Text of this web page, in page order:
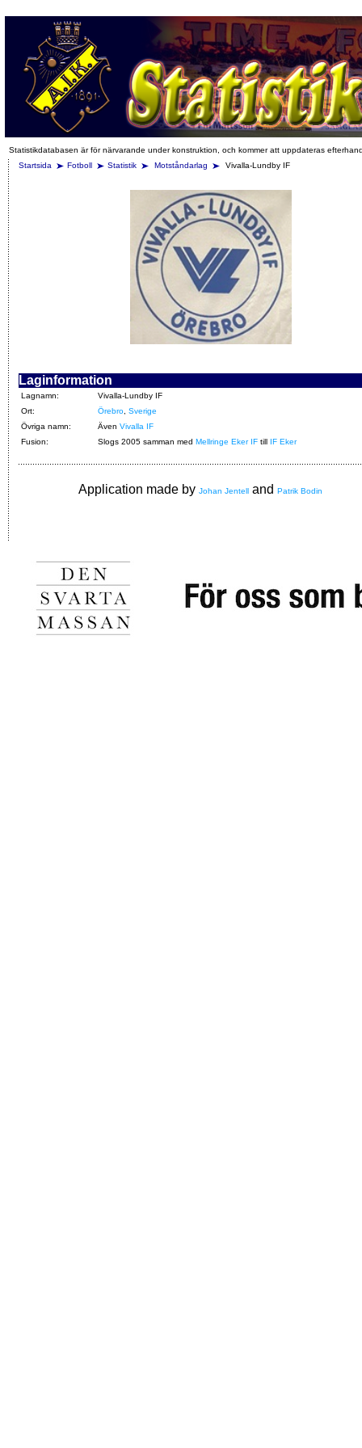
Statistikdatabasen är för närvarande under konstruktion, och kommer att uppdateras
Startsida
Fotboll Statistik Motståndarlag Vivalla-Lundby IF
Laginformation
Lagnamn:
Vivalla-Lundby IF
Ort:
Örebro Sverige
Övriga namn:
Även Vivalla IF
Fusion:
Slogs 2005 samman med Mellringe Eker IF till IF Eker
Application made by Johan Jentell and Patrik Bodin